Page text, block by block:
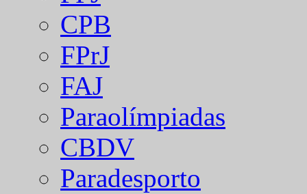
CPB
FPrJ
FAJ
Paraolímpiadas
CBDV
Paradesporto